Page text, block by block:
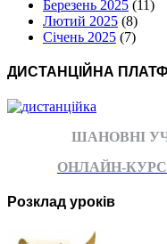
Березень 2025 (11)
Лютий 2025 (8)
Січень 2025 (7)
ДИСТАНЦІЙНА
ШАНОВНІ
ОНЛАЙН-
Розклад уроків